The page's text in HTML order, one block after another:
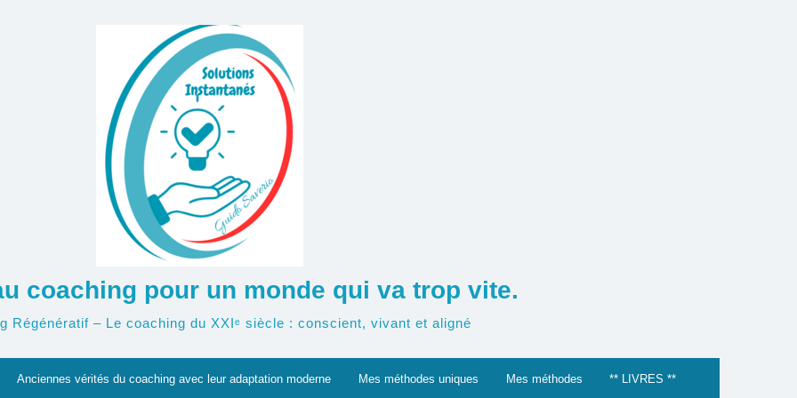
coaching pour un monde qui va trop vite.
Régénératif – Le coaching du XXIᵉ siècle : conscient, vivant et aligné
Anciennes vérités du coaching avec leur adaptation moderne Mes méthodes uniques Mes méthodes ** LIVRES **